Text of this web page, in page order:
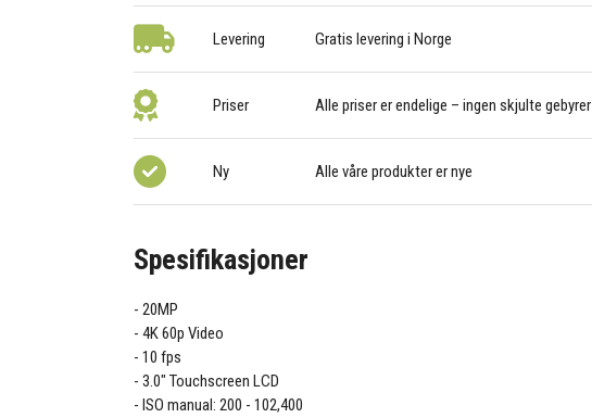
Levering Gratis levering i Norge
Priser Alle priser er endelige – ingen skjulte gebyrer
Ny Alle våre produkter er nye
Spesifikasjoner
20MP
4K 60p Video
10 fps
3.0" Touchscreen LCD
ISO manual: 200 - 102,400